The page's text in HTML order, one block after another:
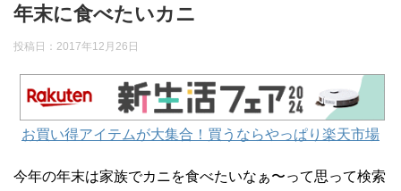
年末に食べたいカニ
投稿日： 2017年12月26日
お買い得アイテムが大集合！買うならやっぱり楽天市場
今年の年末は家族でカニを食べたいなぁ〜って思って検索